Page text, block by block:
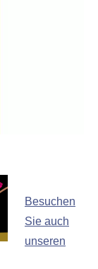
Besuchen
Sie auch
unseren